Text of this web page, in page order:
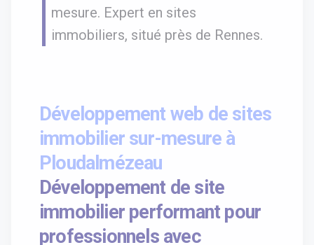
mesure. Expert en sites
immobiliers, situé près de Rennes.
Développement web de sites
immobilier sur-mesure à
Ploudalmézeau
Développement de site
immobilier performant pour
professionnels avec